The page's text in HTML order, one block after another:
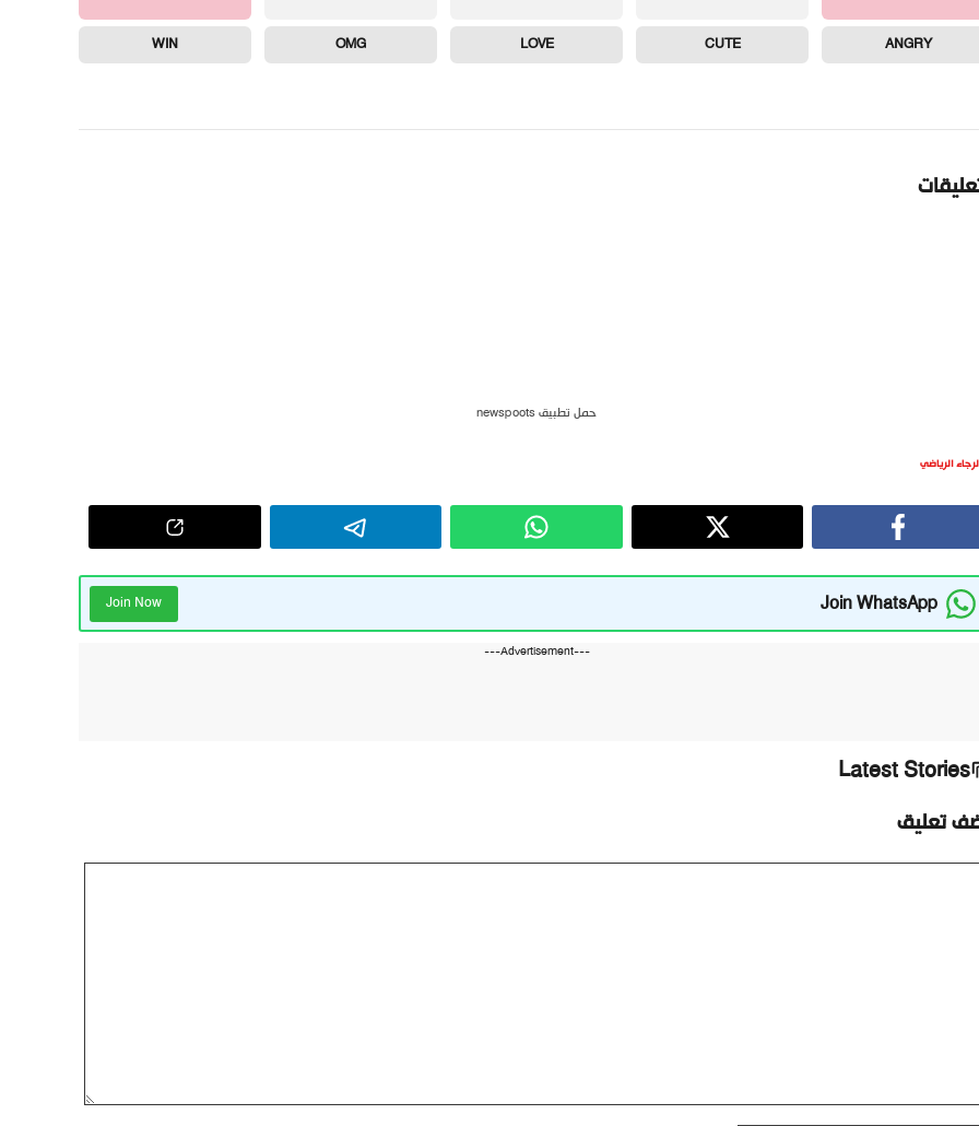
ANGRY
CUTE
LOVE
OMG
WIN
حمل تطبيق newspoots
الرياضي
Join WhatsApp
Join Now
---Advertisement---
Latest Stories
تعليق